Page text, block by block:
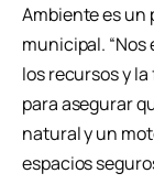
Ambiente es un
municipal.
los recursos y
para asegurar
natural y un
espacios